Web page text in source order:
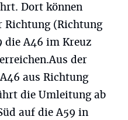
Dort können
(Richtung
die A46 im Kreuz
der
aus Richtung
die Umleitung ab
auf die A59 in